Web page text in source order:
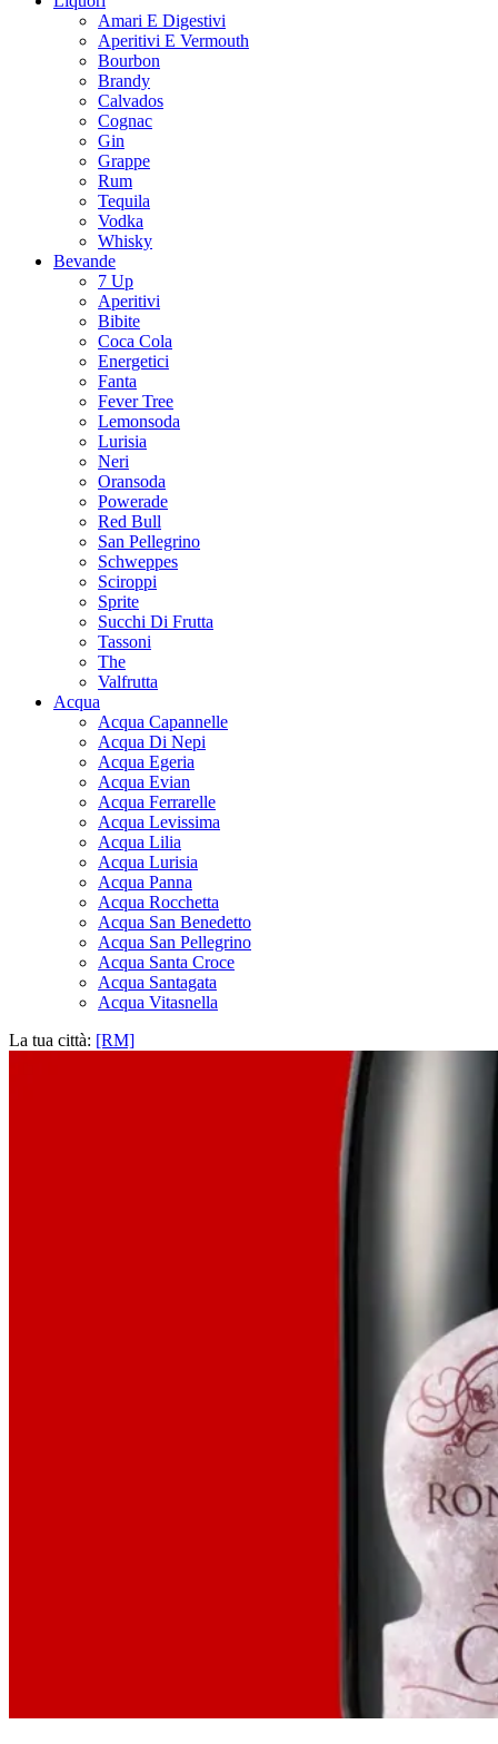
Amari E Digestivi
Aperitivi E Vermouth
Bourbon
Brandy
Calvados
Cognac
Gin
Grappe
Rum
Tequila
Vodka
Whisky
Bevande
7 Up
Aperitivi
Bibite
Coca Cola
Energetici
Fanta
Fever Tree
Lemonsoda
Lurisia
Neri
Oransoda
Powerade
Red Bull
San Pellegrino
Schweppes
Sciroppi
Sprite
Succhi Di Frutta
Tassoni
The
Valfrutta
Acqua
Acqua Capannelle
Acqua Di Nepi
Acqua Egeria
Acqua Evian
Acqua Ferrarelle
Acqua Levissima
Acqua Lilia
Acqua Lurisia
Acqua Panna
Acqua Rocchetta
Acqua San Benedetto
Acqua San Pellegrino
Acqua Santa Croce
Acqua Santagata
Acqua Vitasnella
La tua città: [RM]